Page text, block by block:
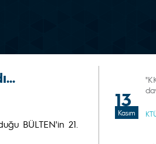
BÜLTEN'in 21.
13
Kasım